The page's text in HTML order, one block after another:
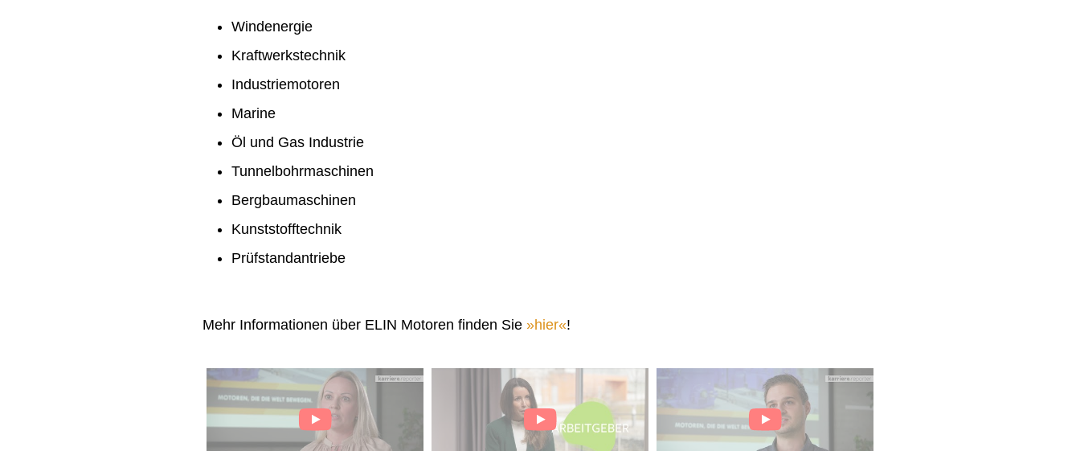
Windenergie
Kraftwerkstechnik
Industriemotoren
Marine
Öl und Gas Industrie
Tunnelbohrmaschinen
Bergbaumaschinen
Kunststofftechnik
Prüfstandantriebe
Mehr Informationen über ELIN Motoren finden Sie hier !